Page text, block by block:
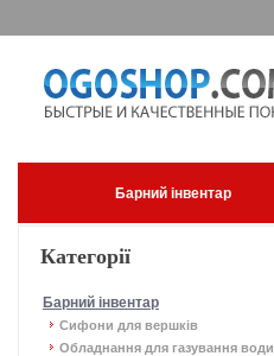
Барний інвентар
Категорії
Барний інвентар
Сифони для вершків
Обладнання для газування води